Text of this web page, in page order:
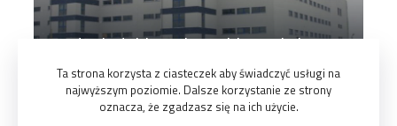
Budynek Administracyjno-Socjalny w rejonie
Ta strona korzysta z ciasteczek aby świadczyć usługi na
najwyższym poziomie. Dalsze korzystanie ze strony
oznacza, że zgadzasz się na ich użycie.